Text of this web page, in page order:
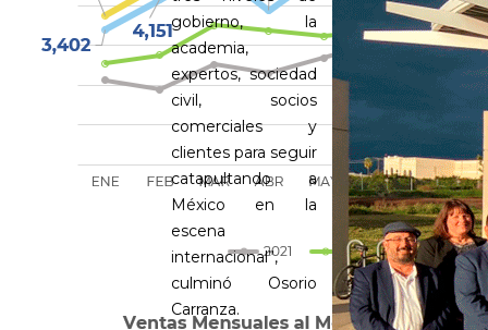
gobierno, la
academia,
expertos, sociedad
civil, socios
comerciales y
clientes para seguir
catapultando a
México en la
escena
internacional”,
culminó Osorio
Carranza.